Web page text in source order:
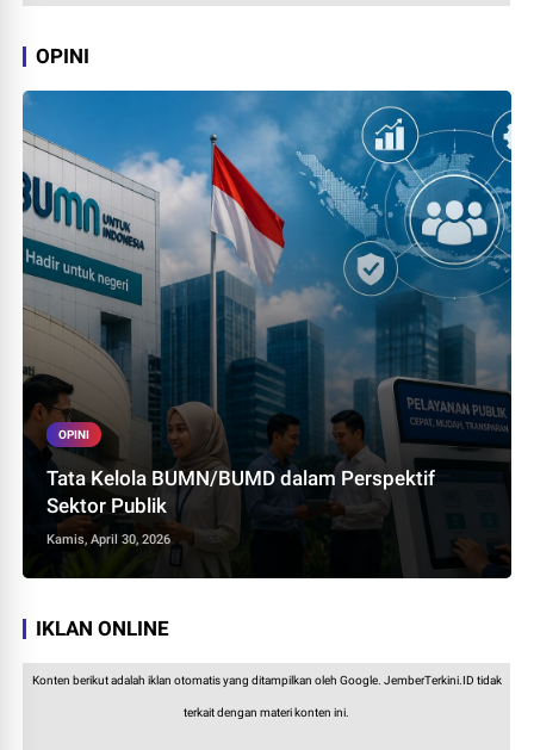
OPINI
OPINI
Tata Kelola BUMN/BUMD dalam Perspektif
Sektor Publik
Kamis, April 30, 2026
IKLAN ONLINE
Konten berikut adalah iklan otomatis yang ditampilkan oleh Google. JemberTerkini.ID tidak
terkait dengan materi konten ini.